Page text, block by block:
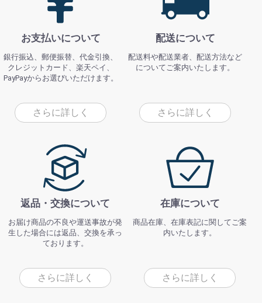
お支払いについて
銀行振込、郵便振替、代金引換、
クレジットカード、楽天ペイ、
PayPayからお選びいただけます。
さらに詳しく
配送について
配送料や配送業者、配送方法など
についてご案内いたします。
さらに詳しく
返品・交換について
お届け商品の不良や運送事故が発
生した場合には返品、交換を承っ
ております。
さらに詳しく
在庫について
商品在庫、在庫表記に関してご案
内いたします。
さらに詳しく